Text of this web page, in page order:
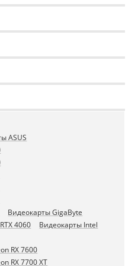
ASUS
Видеокарты GigaByte
4060
Видеокарты Intel
RX 7600
RX 7700 XT